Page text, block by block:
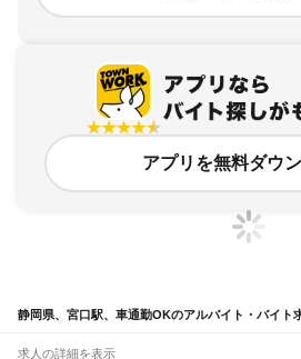
アプリを無料ダウ
静岡県、宮口駅、車通勤OKのアルバイト・バイト
求人の詳細を表示